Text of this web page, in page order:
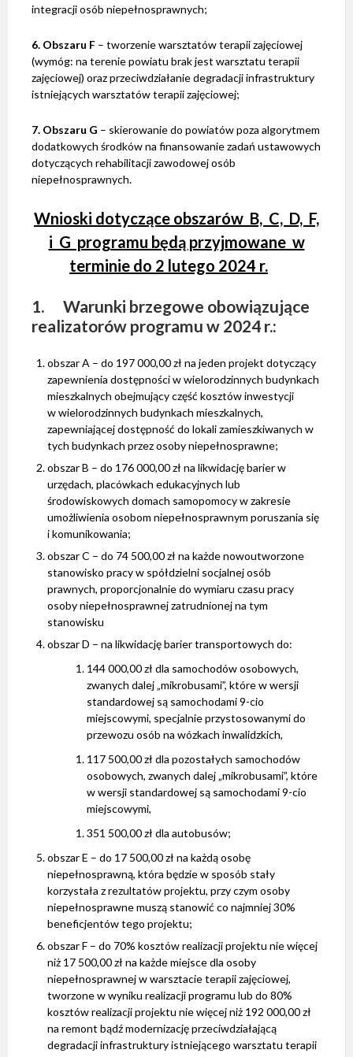
integracji osób niepełnosprawnych;
6. Obszaru F – tworzenie warsztatów terapii zajęciowej
(wymóg: na terenie powiatu brak jest warsztatu terapii
zajęciowej) oraz przeciwdziałanie degradacji infrastruktury
istniejących warsztatów terapii zajęciowej;
7. Obszaru G – skierowanie do powiatów poza algorytmem
dodatkowych środków na finansowanie zadań ustawowych
dotyczących rehabilitacji zawodowej osób
niepełnosprawnych.
Wnioski dotyczące obszarów B, C, D, F,
i G programu będą przyjmowane w
terminie do 2 lutego 2024 r.
1. Warunki brzegowe obowiązujące
realizatorów programu w 2024 r.:
obszar A – do 197 000,00 zł na jeden projekt dotyczący
zapewnienia dostępności w wielorodzinnych budynkach
mieszkalnych obejmujący część kosztów inwestycji
w wielorodzinnych budynkach mieszkalnych,
zapewniającej dostępność do lokali zamieszkiwanych w
tych budynkach przez osoby niepełnosprawne;
obszar B – do 176 000,00 zł na likwidację barier w
urzędach, placówkach edukacyjnych lub
środowiskowych domach samopomocy w zakresie
umożliwienia osobom niepełnosprawnym poruszania się
i komunikowania;
obszar C – do 74 500,00 zł na każde nowoutworzone
stanowisko pracy w spółdzielni socjalnej osób
prawnych, proporcjonalnie do wymiaru czasu pracy
osoby niepełnosprawnej zatrudnionej na tym
stanowisku
obszar D – na likwidację barier transportowych do:
144 000,00 zł dla samochodów osobowych,
zwanych dalej „mikrobusami”, które w wersji
standardowej są samochodami 9-cio
miejscowymi, specjalnie przystosowanymi do
przewozu osób na wózkach inwalidzkich,
117 500,00 zł dla pozostałych samochodów
osobowych, zwanych dalej „mikrobusami”, które
w wersji standardowej są samochodami 9-cio
miejscowymi,
351 500,00 zł dla autobusów;
obszar E – do 17 500,00 zł na każdą osobę
niepełnosprawną, która będzie w sposób stały
korzystała z rezultatów projektu, przy czym osoby
niepełnosprawne muszą stanowić co najmniej 30%
beneficjentów tego projektu;
obszar F – do 70% kosztów realizacji projektu nie więcej
niż 17 500,00 zł na każde miejsce dla osoby
niepełnosprawnej w warsztacie terapii zajęciowej,
tworzone w wyniku realizacji programu lub do 80%
kosztów realizacji projektu nie więcej niż 192 000,00 zł
na remont bądź modernizację przeciwdziałającą
degradacji infrastruktury istniejącego warsztatu terapii